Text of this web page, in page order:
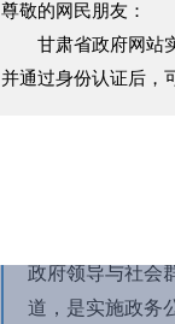
“迭部县人民政
政府领导与社会
道，是实施政务
尊敬的网民朋友：
甘肃省政府网站实
并通过身份认证后，